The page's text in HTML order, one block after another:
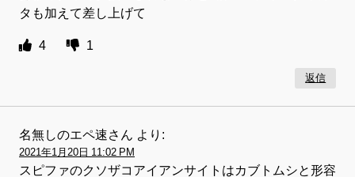
タも加えて差し上げて
4 1
返信
名無しのエペ速さん より:
2021年1月20日 11:02 PM
スピファのクソザコアイアンサイトはカブトムシと形容